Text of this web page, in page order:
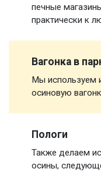
печные
практически к
Вагонка в
Мы используем
осиновую
Пологи
Также делаем
осины,